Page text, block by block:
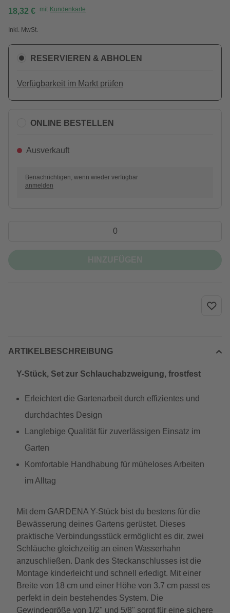
18,32 € mit Kundenkarte
Inkl. MwSt.
RESERVIEREN & ABHOLEN
Verfügbarkeit im Markt prüfen
ONLINE BESTELLEN
Ausverkauft
Benachrichtigen, wenn wieder verfügbar
anmelden
ARTIKELBESCHREIBUNG
Y-Stück, Set zur Schlauchabzweigung, frostfest
Erleichtert die Gartenarbeit durch effizientes und
durchdachtes Design
Langlebige Qualität für zuverlässigen Einsatz im
Garten
Komfortable Handhabung für müheloses Arbeiten
im Alltag
Mit dem GARDENA Y-Stück bist du bestens für die
Bewässerung deines Gartens gerüstet. Dieses
praktische Verbindungsstück ermöglicht es dir, zwei
Schläuche gleichzeitig an einen Wasserhahn
anzuschließen. Dank des Steckanschlusses ist die
Montage kinderleicht und schnell erledigt. Mit einer
Breite von 18 cm und einer Höhe von 3.7 cm passt es
perfekt in dein bestehendes System. Die
Gewindegröße von 1/2" und 5/8" sorgt für eine sichere